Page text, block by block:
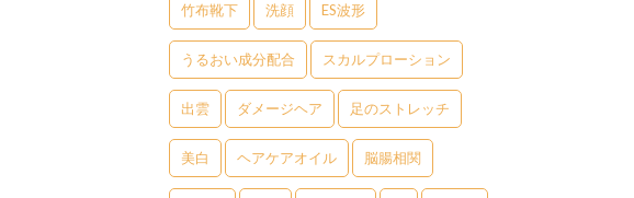
竹布靴下 洗顔 ES波形
うるおい成分配合 スカルプローション
出雲 ダメージヘア 足のストレッチ
美白 ヘアケアオイル 脳腸相関